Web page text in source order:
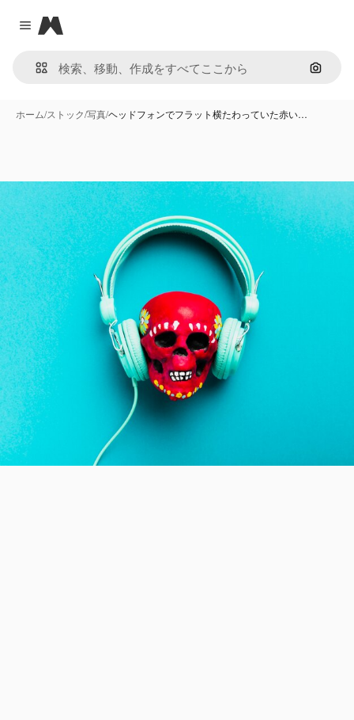
Close menu
Magnific
画像で
ホーム/ストック/写真/ヘッドフォンでフラット横たわっていた赤い…